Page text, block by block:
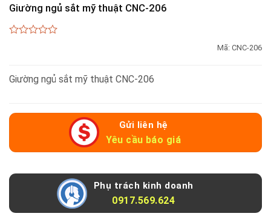
Giường ngủ sắt mỹ thuật CNC-206
5
Mã:CNC-206
Giường ngủ sắt mỹ thuật CNC-206
Gửi liên hệ
Yêu cầu báo giá
Phụ trách kinh doanh
0917.569.624